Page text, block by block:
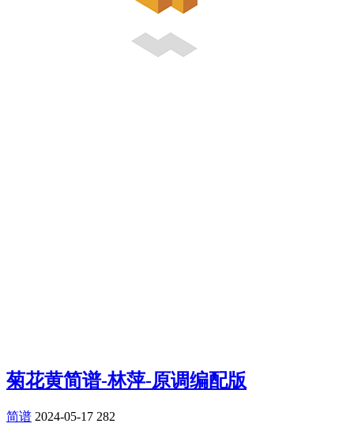
菊花黄简谱-林萍-原调编配版
简谱 2024-05-17 282